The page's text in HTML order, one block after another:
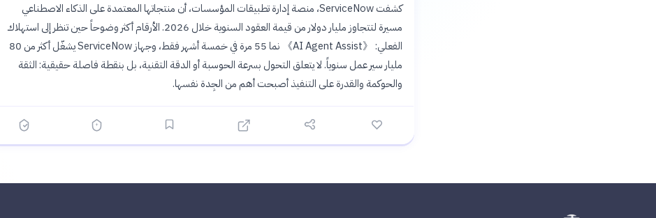
كشفت ServiceNow، منصة إدارة تطبيقات المؤسسات، أن منتجاتها المعتمدة على الذكاء الاصطناعي
مسيرة لتتجاوز مليار دولار من قيمة العقود السنوية خلال 2026. الأرقام أكثر وضوحاً حين تنظر إلى استهلاك
الفعلي: 《AI Agent Assist》 نما 55 مرة في خمسة أشهر فقط، وجهاز ServiceNow يشغّل أكثر من 80
مليار سير عمل سنوياً. لا يتعلق التحول بسرعة الحوسبة أو الدقة التقنية، بل بنقطة فاصلة حقيقية: الثقة
والحوكمة والقدرة على التنفيذ أصبحت أهم من الجِدة نفسها.